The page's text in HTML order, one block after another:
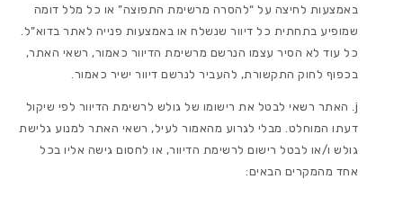
באמצעות לחיצה על “להסרה מרשימת התפוצה” או כל מלל דומה
שמופיע בתחתית כל דיוור שנשלח או באמצעות פנייה לאתר בדוא”ל.
כל עוד לא הסיר עצמו הנרשם מרשימת הדיוור כאמור, רשאי האתר,
בכפוף לחוק התקשורת, להעביר לנרשם דיוור ישיר כאמור.
האתר רשאי לבטל את רישומו של גולש לרשימת הדיוור לפי שיקול
דעתו המוחלט. מבלי לגרוע מהאמור לעיל, רשאי האתר למנוע גלישת
גולש ו/או לבטל רישום לרשימת הדיוור, או לחסום גישה אליו בכל
אחד מהמקרים הבאים: